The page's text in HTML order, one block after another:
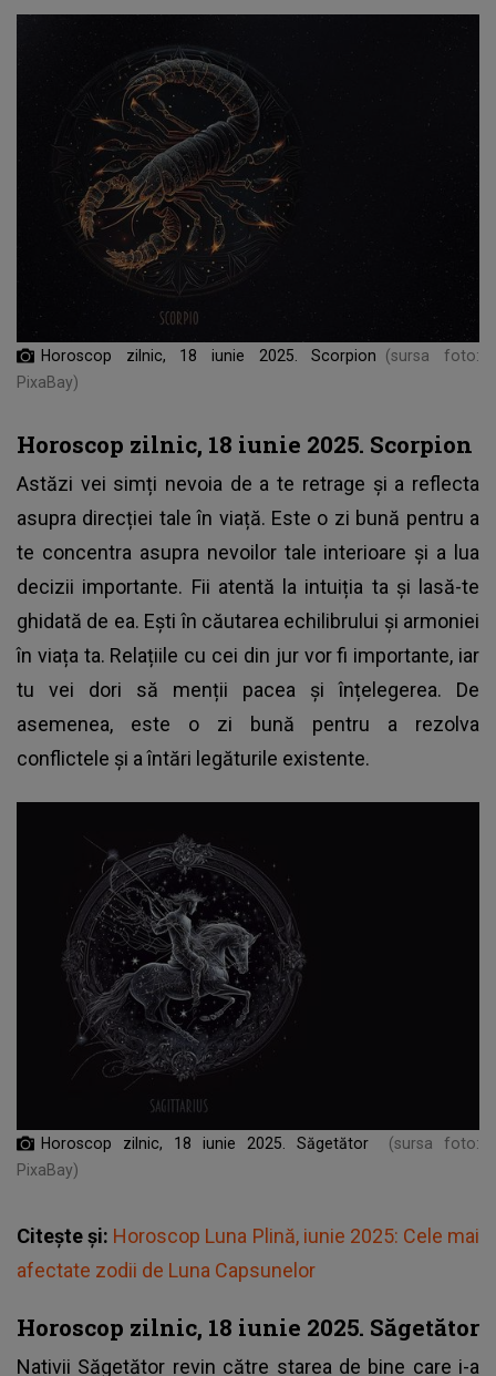
Horoscop zilnic, 18 iunie 2025. Scorpion
(sursa foto:
PixaBay)
Horoscop zilnic, 18 iunie 2025. Scorpion
Astăzi vei simți nevoia de a te retrage și a reflecta
asupra direcției tale în viață. Este o zi bună pentru a
te concentra asupra nevoilor tale interioare și a lua
decizii importante. Fii atentă la intuiția ta și lasă-te
ghidată de ea. Ești în căutarea echilibrului și armoniei
în viața ta. Relațiile cu cei din jur vor fi importante, iar
tu vei dori să menții pacea și înțelegerea. De
asemenea, este o zi bună pentru a rezolva
conflictele și a întări legăturile existente.
Horoscop zilnic, 18 iunie 2025. Săgetător
(sursa foto:
PixaBay)
Citește și: Horoscop Luna Plină, iunie 2025: Cele mai
afectate zodii de Luna Capsunelor
Horoscop zilnic, 18 iunie 2025. Săgetător
Nativii Săgetător revin către starea de bine care i-a